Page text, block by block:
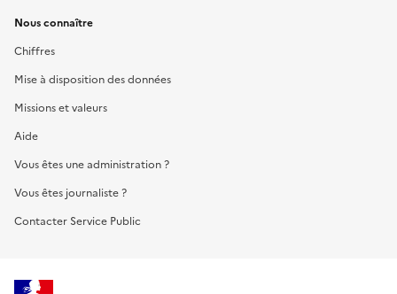
Nous connaître
Chiffres
Mise à disposition des données
Missions et valeurs
Aide
Vous êtes une administration ?
Vous êtes journaliste ?
Contacter Service Public